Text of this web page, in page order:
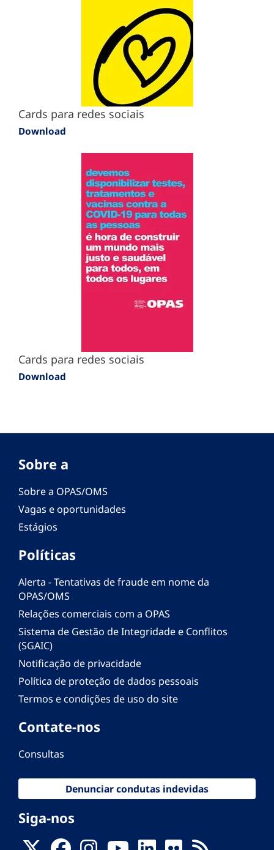
Cards para redes sociais
Download
Cards para redes sociais
Download
Sobre a
Sobre a OPAS/OMS
Vagas e oportunidades
Estágios
Políticas
Alerta - Tentativas de fraude em nome da
OPAS/OMS
Relações comerciais com a OPAS
Sistema de Gestão de Integridade e Conflitos
(SGAIC)
Notificação de privacidade
Política de proteção de dados pessoais
Termos e condições de uso do site
Contate-nos
Consultas
Denunciar condutas indevidas
Siga-nos